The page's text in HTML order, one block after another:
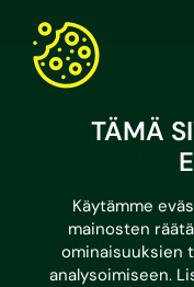
TÄMÄ
Käytämme
mainosten
ominaisuuksien
analysoimiseen.
Asumisvinkit
kysytyt
Mikä on
rakennusten ja
korjaustoimenpiteistä,…